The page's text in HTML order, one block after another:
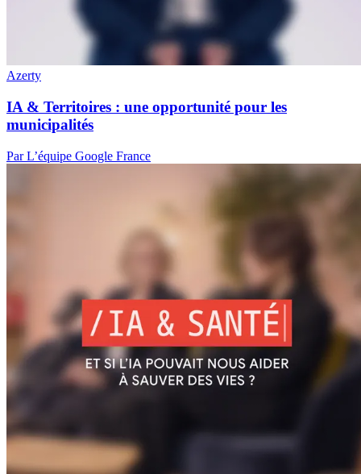
Azerty
IA & Territoires : une opportunité pour les
municipalités
Par L’équipe Google France